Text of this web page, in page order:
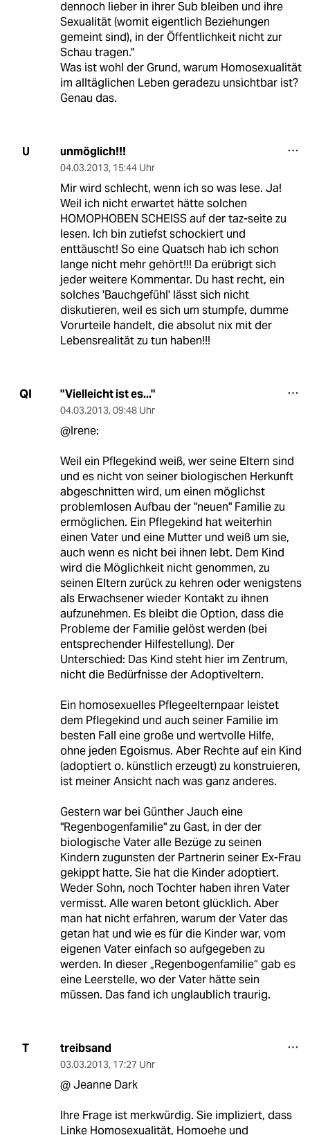
dennoch lieber in ihrer Sub bleiben und ihre
Sexualität (womit eigentlich Beziehungen
gemeint sind), in der Öffentlichkeit nicht zur
Schau tragen."
Was ist wohl der Grund, warum Homosexualität
im alltäglichen Leben geradezu unsichtbar ist?
Genau das.
U unmöglich!!!
04.03.2013, 15:44 Uhr
Mir wird schlecht, wenn ich so was lese. Ja!
Weil ich nicht erwartet hätte solchen
HOMOPHOBEN SCHEISS auf der taz-seite zu
lesen. Ich bin zutiefst schockiert und
enttäuscht! So eine Quatsch hab ich schon
lange nicht mehr gehört!!! Da erübrigt sich
jeder weitere Kommentar. Du hast recht, ein
solches 'Bauchgefühl' lässt sich nicht
diskutieren, weil es sich um stumpfe, dumme
Vorurteile handelt, die absolut nix mit der
Lebensrealität zu tun haben!!!
QI "Vielleicht ist es..."
04.03.2013, 09:48 Uhr
@Irene:
Weil ein Pflegekind weiß, wer seine Eltern sind
und es nicht von seiner biologischen Herkunft
abgeschnitten wird, um einen möglichst
problemlosen Aufbau der "neuen" Familie zu
ermöglichen. Ein Pflegekind hat weiterhin
einen Vater und eine Mutter und weiß um sie,
auch wenn es nicht bei ihnen lebt. Dem Kind
wird die Möglichkeit nicht genommen, zu
seinen Eltern zurück zu kehren oder wenigstens
als Erwachsener wieder Kontakt zu ihnen
aufzunehmen. Es bleibt die Option, dass die
Probleme der Familie gelöst werden (bei
entsprechender Hilfestellung). Der
Unterschied: Das Kind steht hier im Zentrum,
nicht die Bedürfnisse der Adoptiveltern.
Ein homosexuelles Pflegeelternpaar leistet
dem Pflegekind und auch seiner Familie im
besten Fall eine große und wertvolle Hilfe,
ohne jeden Egoismus. Aber Rechte auf ein Kind
(adoptiert o. künstlich erzeugt) zu konstruieren,
ist meiner Ansicht nach was ganz anderes.
Gestern war bei Günther Jauch eine
"Regenbogenfamilie" zu Gast, in der der
biologische Vater alle Bezüge zu seinen
Kindern zugunsten der Partnerin seiner Ex-Frau
gekippt hatte. Sie hat die Kinder adoptiert.
Weder Sohn, noch Tochter haben ihren Vater
vermisst. Alle waren betont glücklich. Aber
man hat nicht erfahren, warum der Vater das
getan hat und wie es für die Kinder war, vom
eigenen Vater einfach so aufgegeben zu
werden. In dieser „Regenbogenfamilie“ gab es
eine Leerstelle, wo der Vater hätte sein
müssen. Das fand ich unglaublich traurig.
T treibsand
03.03.2013, 17:27 Uhr
@ Jeanne Dark
Ihre Frage ist merkwürdig. Sie impliziert, dass
Linke Homosexualität, Homoehe und